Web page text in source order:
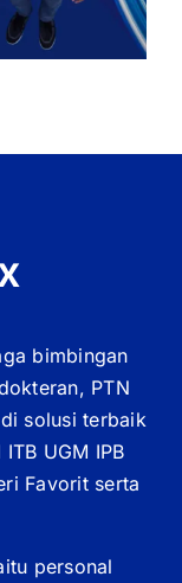
bimbingan
PTN
solusi terbaik
UGM IPB
Favorit serta
personal